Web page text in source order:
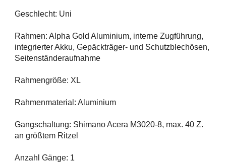
Geschlecht: Uni
Rahmen: Alpha Gold Aluminium, interne Zugführung,
integrierter Akku, Gepäckträger- und Schutzblechösen,
Seitenständeraufnahme
Rahmengröße: XL
Rahmenmaterial: Aluminium
Gangschaltung: Shimano Acera M3020-8, max. 40 Z.
an größtem Ritzel
Anzahl Gänge: 1